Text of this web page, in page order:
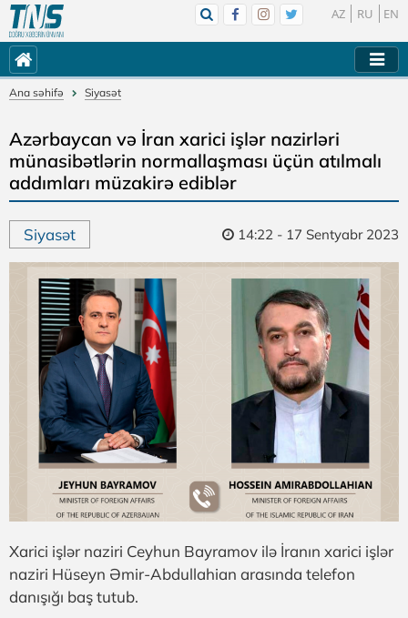
AZ RU EN
Ana səhifə Siyasət
Azərbaycan və İran xarici işlər nazirləri
münasibətlərin normallaşması üçün atılmalı
addımları müzakirə ediblər
Siyasət 14:22 - 17 Sentyabr 2023
Xarici işlər naziri Ceyhun Bayramov ilə İranın xarici işlər
naziri Hüseyn Əmir-Abdullahian arasında telefon
danışığı baş tutub.